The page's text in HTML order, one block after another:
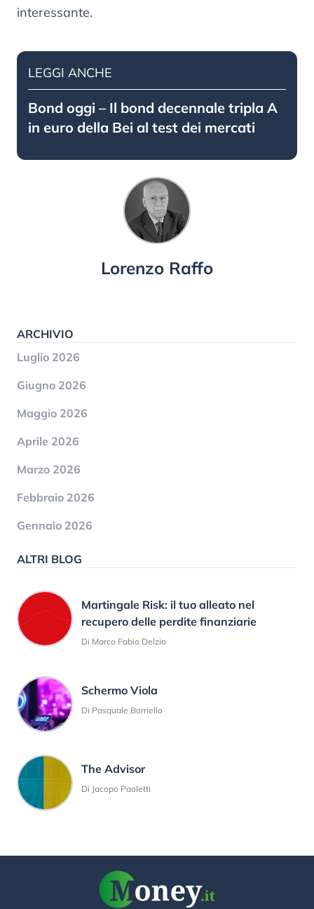
interessante.
LEGGI ANCHE
Bond oggi – Il bond decennale tripla A
in euro della Bei al test dei mercati
Lorenzo Raffo
ARCHIVIO
Luglio 2026
Giugno 2026
Maggio 2026
Aprile 2026
Marzo 2026
Febbraio 2026
Gennaio 2026
ALTRI BLOG
Martingale Risk: il tuo alleato nel
recupero delle perdite finanziarie
Di Marco Fabio Delzio
Schermo Viola
Di Pasquale Borriello
The Advisor
Di Jacopo Paoletti